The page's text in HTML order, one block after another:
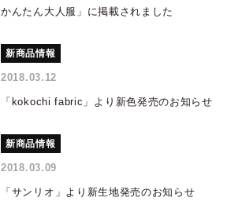
かんたん大人服」に掲載されました
新商品情報
2018.03.12
「kokochi fabric」より新色発売のお知らせ
新商品情報
2018.03.09
「サンリオ」より新生地発売のお知らせ